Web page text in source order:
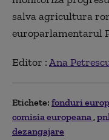
salva agricultura
europarlamentarul
Editor :Ana
Etichete: fonduri
comisia europeana
dezangajare